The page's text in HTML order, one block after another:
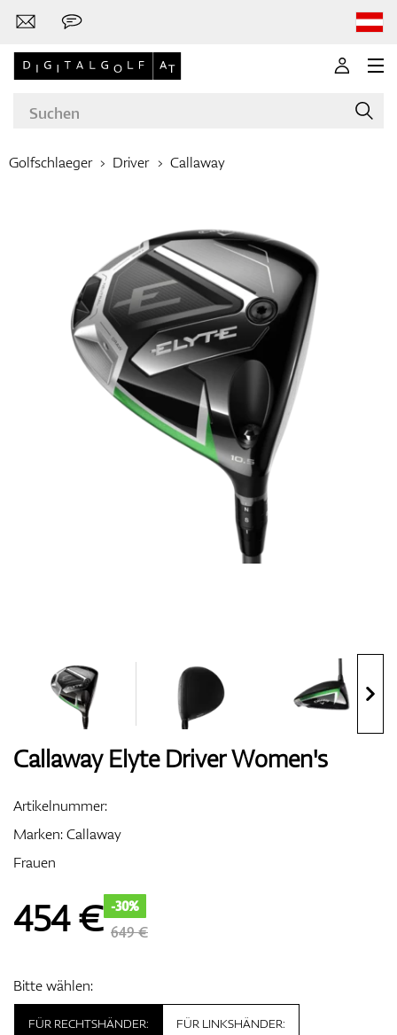
Golfschläger
Bekleidung
Handschuhe
Golfschlaeger Driver Callaway
Callaway Elyte Driver Women's
Artikelnummer:
Marken:Callaway
Frauen
454€ -30%
649 €
Bitte wählen:
FÜR RECHTSHÄNDER: FÜR LINKSHÄNDER: